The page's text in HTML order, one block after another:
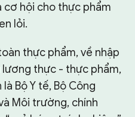
cơ hội cho thực phẩm
lỏi.
thực phẩm, về nhập
lương thực - thực phẩm,
Bộ Y tế, Bộ Công
Môi trường, chính